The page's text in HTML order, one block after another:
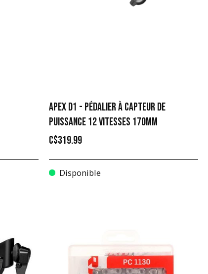
APEX D1 - PÉDALIER À CAPTEUR DE
PUISSANCE 12 VITESSES 170MM
C$319.99
Disponible